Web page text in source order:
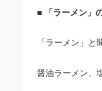
■ 「ラーメン」
「ラーメン」
醤油ラーメン、